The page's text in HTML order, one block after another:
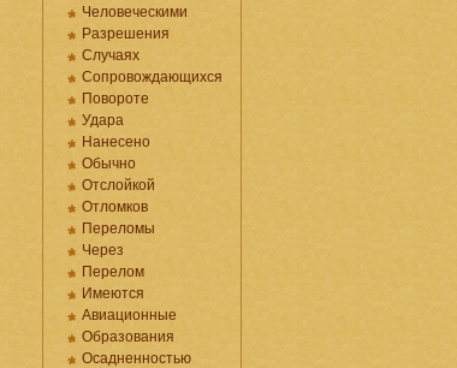
Человеческими
Разрешения
Случаях
Сопровождающихся
Повороте
Удара
Нанесено
Обычно
Отслойкой
Отломков
Переломы
Через
Перелом
Имеются
Авиационные
Образования
Осадненностью